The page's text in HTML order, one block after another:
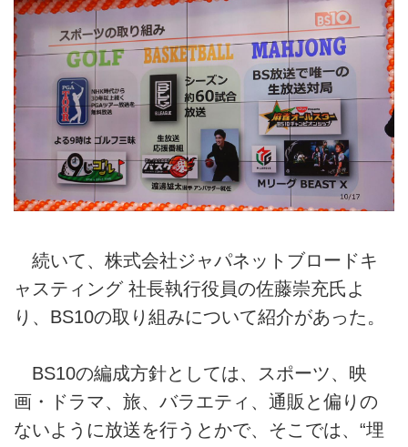
続いて、株式会社ジャパネットブロードキ
ャスティング 社長執行役員の佐藤崇充氏よ
り、BS10の取り組みについて紹介があった。
BS10の編成方針としては、スポーツ、映
画・ドラマ、旅、バラエティ、通販と偏りの
ないように放送を行うとかで、そこでは、“埋